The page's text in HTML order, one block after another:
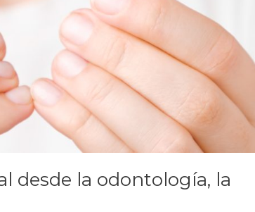
desde la odontología, la